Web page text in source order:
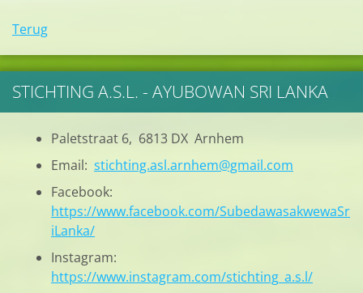
Terug
STICHTING A.S.L. - AYUBOWAN SRI LANKA
Paletstraat 6, 6813 DX Arnhem
Email: stichting.asl.arnhem@gmail.com
Facebook:
https://www.facebook.com/SubedawasakwewaSr
iLanka/
Instagram:
https://www.instagram.com/stichting_a.s.l/